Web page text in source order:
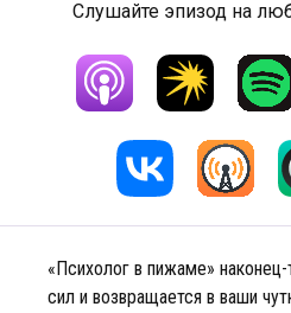
Слушайте эпизод на
«Психолог в пижаме»
сил и возвращается в ваши